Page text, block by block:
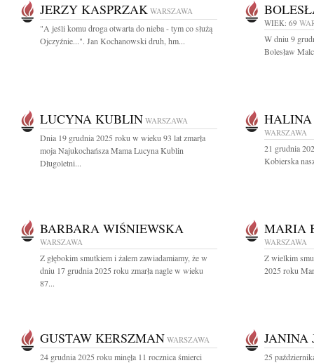
JERZY KASPRZAK WARSZAWA
"A jeśli komu droga otwarta do nieba - tym co służą
Ojczyźnie...". Jan Kochanowski druh, hm...
WIEK: 69
W dniu 9
Bolesław
LUCYNA KUBLIN WARSZAWA
Dnia 19 grudnia 2025 roku w wieku 93 lat zmarła
moja Najukochańsza Mama Lucyna Kublin
Długoletni...
HALINA
WARSZAWA
21 grudnia
Kobierska
BARBARA WIŚNIEWSKA
WARSZAWA
Z głębokim smutkiem i żalem zawiadamiamy, że w
dniu 17 grudnia 2025 roku zmarła nagle w wieku
87...
MARIA
WARSZAWA
Z wielkim
2025 roku
GUSTAW KERSZMAN WARSZAWA
24 grudnia 2025 roku minęła 11 rocznica śmierci
JANINA
25